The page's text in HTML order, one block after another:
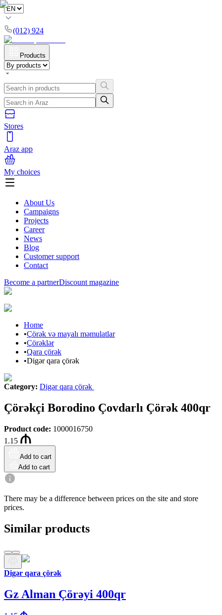
(012) 924
Products
Stores
Araz app
My choices
About Us
Campaigns
Projects
Career
News
Blog
Customer support
Contact
Become a partnerDiscount magazine
Home
•Çörək və mayalı məmulatlar
•Çörəklər
•Qara çörək
•Digər qara çörək
Category: Digər qara çörək
Çörəkçi Borodino Çovdarlı Çörək 400qr
Product code: 1000016750
1.15
Add to cart
Add to cart
There may be a difference between prices on the site and store
prices.
Similar products
Digər qara çörək
Gz Alman Çörəyi 400qr